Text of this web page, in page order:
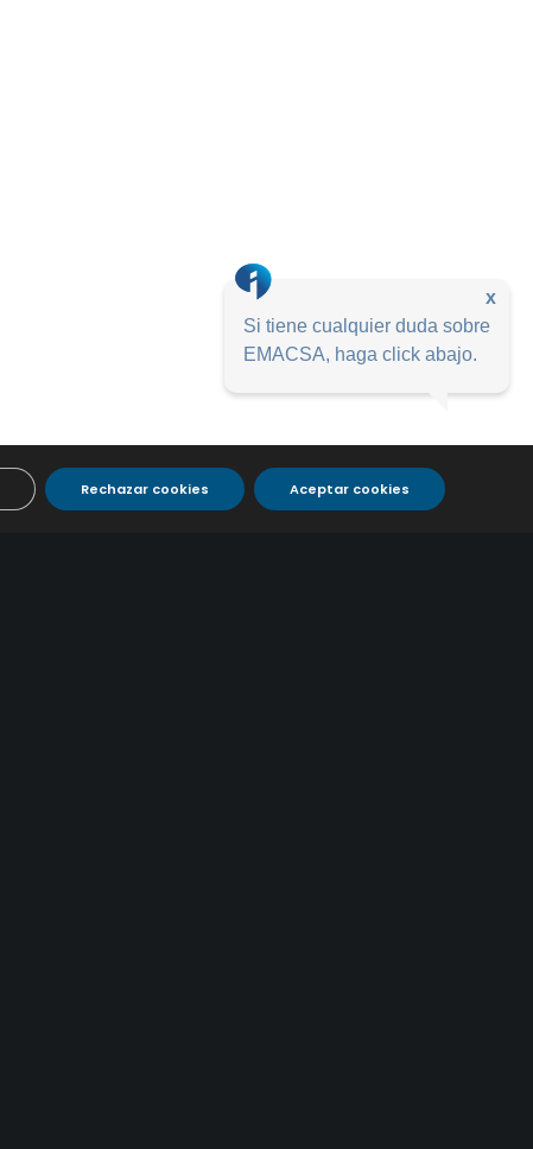
Aceptar cookies
Rechazar cookies
x
Si tiene cualquier duda sobre
EMACSA, haga click abajo.